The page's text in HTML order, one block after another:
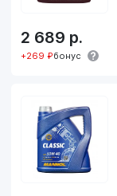
2 689 р.
+269 ₽бонус